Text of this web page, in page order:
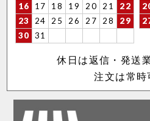
16
17 18 19 20 21
22
23
24 25 26 27 28
29
30
31
休日は返信・発送
注文は常時